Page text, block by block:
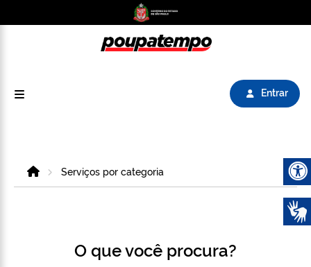
Entrar
HomeServiços por categoria
O que você procura?